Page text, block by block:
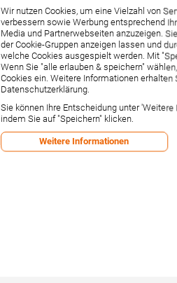
Wir nutzen Cookies, um eine Vielzahl von
verbessern sowie Werbung entsprechend
Media und Partnerwebseiten anzuzeigen.
der Cookie-Gruppen anzeigen lassen und
welche Cookies ausgespielt werden. Mit
Wenn Sie "alle erlauben & speichern"
Cookies ein. Weitere Informationen
Datenschutzerklärung.
Sie können Ihre Entscheidung unter
indem Sie auf "Speichern" klicken.
Weitere Informationen